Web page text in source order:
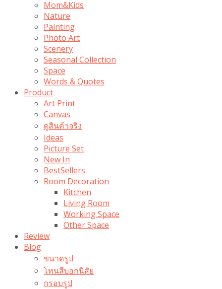
Mom&Kids
Nature
Painting
Photo Art
Scenery
Seasonal Collection
Space
Words & Quotes
Product
Art Print
Canvas
ดูสินค้าจริง
Ideas
Picture Set
New In
BestSellers
Room Decoration
Kitchen
Living Room
Working Space
Other Space
Review
Blog
ขนาดรูป
โทนสีบอกนิสัย
กรอบรูป